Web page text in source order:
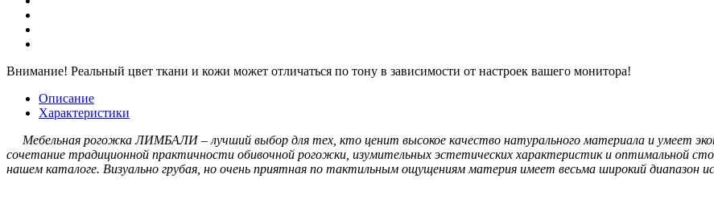
Внимание! Реальный цвет ткани и кожи может отличаться по тону в зависимости от настроек вашего монитора!
Описание
Характеристики
Мебельная рогожка ЛИМБАЛИ – лучший выбор для тех, кто ценит высокое качество натурального материала и умеет
сочетание традиционной практичности обивочной рогожки, изумительных эстетических характеристик и оптимальной
нашем каталоге. Визуально грубая, но очень приятная по тактильным ощущениям материя имеет весьма широкий диапазон